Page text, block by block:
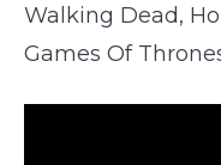
Walking Dead,
Games Of